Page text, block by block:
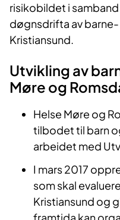
risikobildet i
døgnsdrifta av
Kristiansund.
Utvikling av
Møre og
Helse Møre og
tilbodet til barn
arbeidet med
I mars 2017
som skal
Kristiansund og